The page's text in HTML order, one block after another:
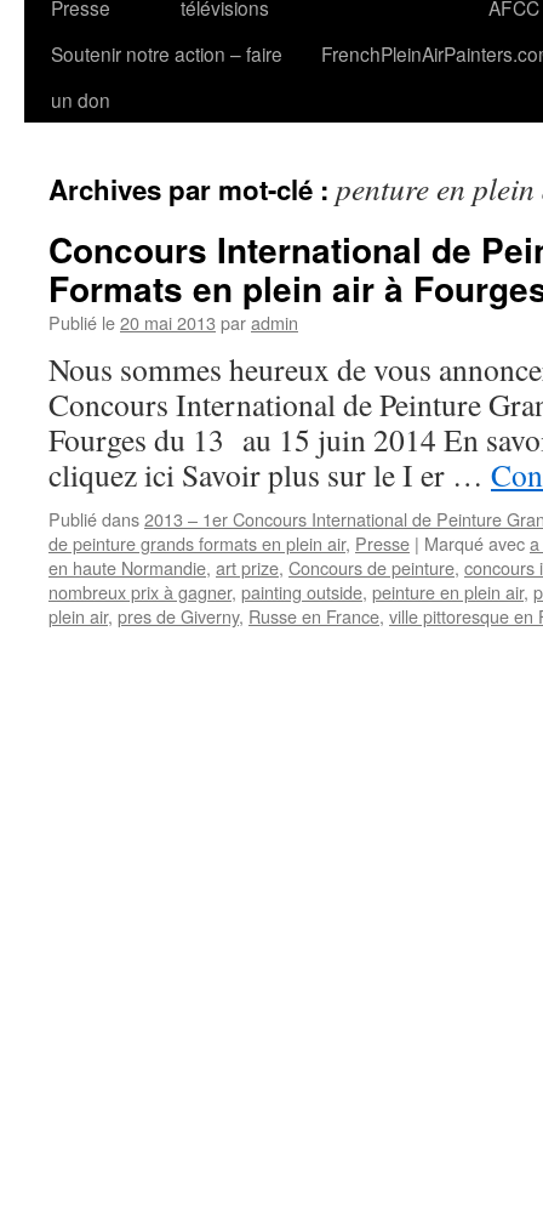
Presse
télévisions
AFCC
Soutenir notre action – faire
un don
Archives par mot-clé : penture en
Concours International de
Formats en plein air à
Publié le20 mai 2013 paradmin
Nous sommes heureux de vous
Concours International de Peinture
Fourges du 13 au 15 juin 2014 En
cliquez ici Savoir plus sur le I er …
Publié dans2013 – 1er Concours International de Peinture
de peinture grands formats en plein air, Presse | Marqué avec
en haute Normandie, art prize, Concours de peinture, concours
nombreux prix à gagner, painting outside, peinture en plein air,
plein air, pres de Giverny, Russe en France, ville pittoresque en